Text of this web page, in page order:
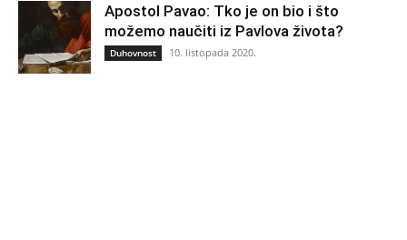
Apostol Pavao: Tko je on bio i što
možemo naučiti iz Pavlova života?
Duhovnost 10. listopada 2020.